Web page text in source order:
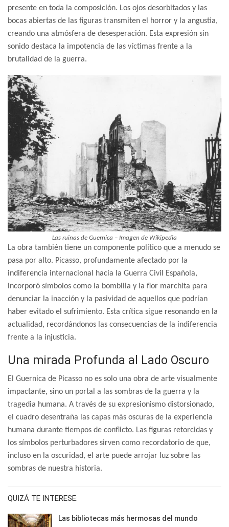
presente en toda la composición. Los ojos desorbitados y las
bocas abiertas de las figuras transmiten el horror y la angustia,
creando una atmósfera de desesperación. Esta expresión sin
sonido destaca la impotencia de las víctimas frente a la
brutalidad de la guerra.
Las ruinas de Guernica – Imagen de Wikipedia
La obra también tiene un componente político que a menudo se
pasa por alto. Picasso, profundamente afectado por la
indiferencia internacional hacia la Guerra Civil Española,
incorporó símbolos como la bombilla y la flor marchita para
denunciar la inacción y la pasividad de aquellos que podrían
haber evitado el sufrimiento. Esta crítica sigue resonando en la
actualidad, recordándonos las consecuencias de la indiferencia
frente a la injusticia.
Una mirada Profunda al Lado Oscuro
El Guernica de Picasso no es solo una obra de arte visualmente
impactante, sino un portal a las sombras de la guerra y la
tragedia humana. A través de su expresionismo distorsionado,
el cuadro desentraña las capas más oscuras de la experiencia
humana durante tiempos de conflicto. Las figuras retorcidas y
los símbolos perturbadores sirven como recordatorio de que,
incluso en la oscuridad, el arte puede arrojar luz sobre las
sombras de nuestra historia.
QUIZÁ TE INTERESE:
Las bibliotecas más hermosas del mundo